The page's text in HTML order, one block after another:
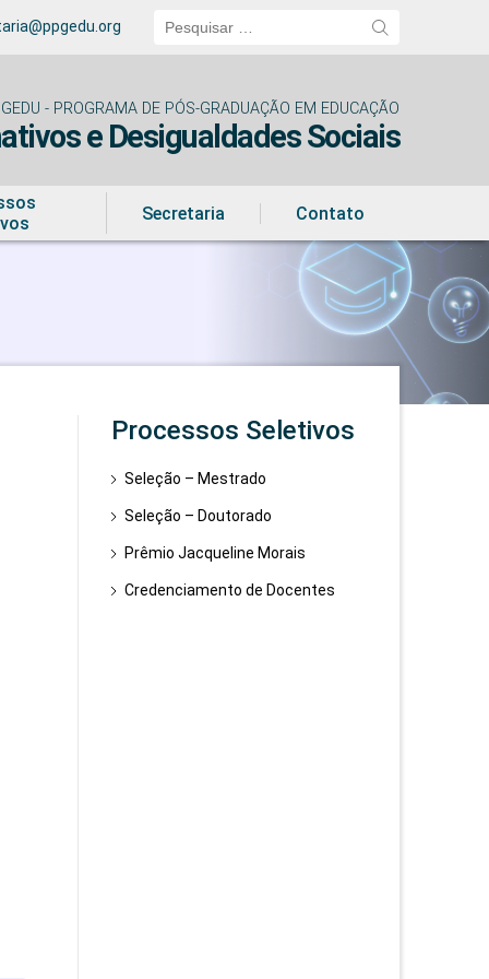
- PROGRAMA DE PÓS-GRADUAÇÃO EM EDUCAÇÃO
e Desigualdades Sociais
Pesquisar
por:
Secretaria Contato
Processos Seletivos
Seleção – Mestrado
Seleção – Doutorado
Prêmio Jacqueline Morais
Credenciamento de Docentes